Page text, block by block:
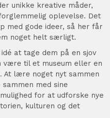
unikke kreative måder,
oplevelse. Det
med gode ideer, så her får
noget helt særligt.
at tage dem på en sjov
til et museum eller en
At lære noget nyt sammen
med sine
for at udforske nye
kulturen og det